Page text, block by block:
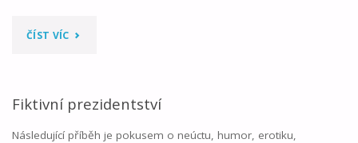
ČÍST VÍC"VELKÝ
ČERVENÁ"
Fiktivní prezidentství
Následující příběh je pokusem o neúctu, humor, erotiku,